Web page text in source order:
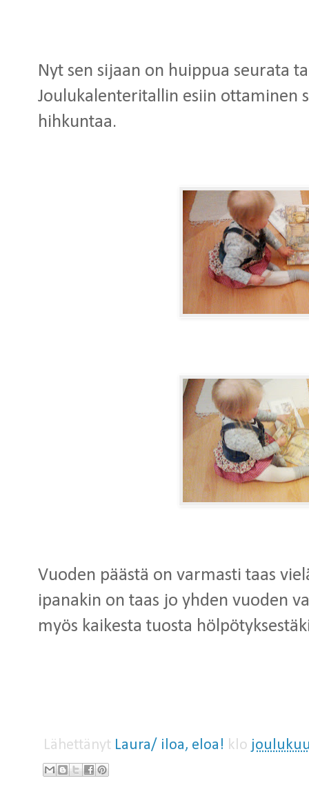
Nyt sen sijaan on huippua seurata
Joulukalenteritallin esiin ottaminen
hihkuntaa.
Vuoden päästä on varmasti taas
ipanakin on taas jo yhden vuoden
myös kaikesta tuosta
Lähettänyt Laura/ iloa, eloa! klo